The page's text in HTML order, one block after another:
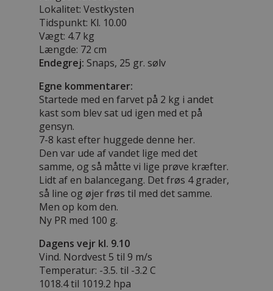
Lokalitet: Vestkysten
Tidspunkt: Kl. 10.00
Vægt: 4.7 kg
Længde: 72 cm
Endegrej: Snaps, 25 gr. sølv
Egne kommentarer:
Startede med en farvet på 2 kg i andet
kast som blev sat ud igen med et på
gensyn.
7-8 kast efter huggede denne her.
Den var ude af vandet lige med det
samme, og så måtte vi lige prøve kræfter.
Lidt af en balancegang. Det frøs 4 grader,
så line og øjer frøs til med det samme.
Men op kom den.
Ny PR med 100 g.
Dagens vejr kl. 9.10
Vind. Nordvest 5 til 9 m/s
Temperatur: -3.5. til -3.2 C
1018.4 til 1019.2 hpa